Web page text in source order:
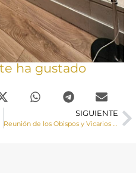
ha gustado
SIGUIENTE
Reunión de los Obispos y Vicarios Generales de la provincia eclesiástica de Toledo